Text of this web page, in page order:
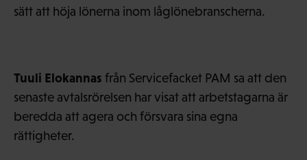
sätt att höja lönerna inom låglönebranscherna.
Tuuli Elokannas från Servicefacket PAM sa att den
senaste avtalsrörelsen har visat att arbetstagarna är
beredda att agera och försvara sina egna
rättigheter.